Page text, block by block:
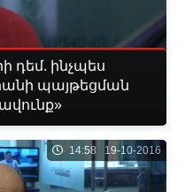
դեմ. ինչպես
պայթեցման
14:58 19-10-2016